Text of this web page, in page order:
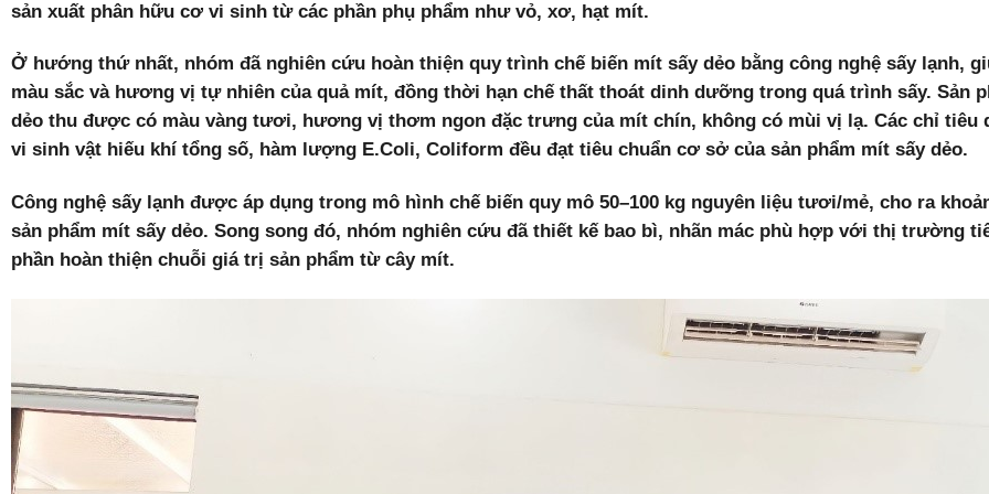
sản xuất phân hữu cơ vi sinh từ các phần phụ phẩm như vỏ, xơ, hạt mít.
Ở hướng thứ nhất, nhóm đã nghiên cứu hoàn thiện quy trình chế biến mít sấy dẻo bằng công nghệ sấy lạnh,
màu sắc và hương vị tự nhiên của quả mít, đồng thời hạn chế thất thoát dinh dưỡng trong quá trình sấy. Sản
dẻo thu được có màu vàng tươi, hương vị thơm ngon đặc trưng của mít chín, không có mùi vị lạ. Các chỉ tiêu
vi sinh vật hiếu khí tổng số, hàm lượng E.Coli, Coliform đều đạt tiêu chuẩn cơ sở của sản phẩm mít sấy dẻo.
Công nghệ sấy lạnh được áp dụng trong mô hình chế biến quy mô 50–100 kg nguyên liệu tươi/mẻ, cho ra
sản phẩm mít sấy dẻo. Song song đó, nhóm nghiên cứu đã thiết kế bao bì, nhãn mác phù hợp với thị trường
phần hoàn thiện chuỗi giá trị sản phẩm từ cây mít.